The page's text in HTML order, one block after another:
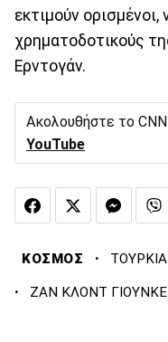
εκτιμούν ορισμένοι,
χρηματοδοτικούς
Ερντογάν.
Ακολουθήστε το
YouTube
ΚΟΣΜΟΣ · ΤΟΥΡΚΙΑ
· ΖΑΝ ΚΛΟΝΤ